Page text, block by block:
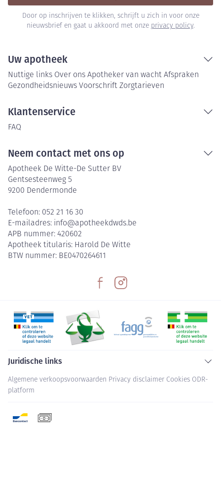
Door op inschrijven te klikken, schrijft u zich in voor onze
nieuwsbrief en gaat u akkoord met onze privacy policy.
Uw apotheek
Nuttige links Over ons Apotheker van wacht Afspraken
Gezondheidsnieuws Voorschrift Zorgtarieven
Klantenservice
FAQ
Neem contact met ons op
Apotheek De Witte-De Sutter BV
Gentsesteenweg 5
9200 Dendermonde
Telefoon: 052 21 16 30
E-mailadres: info@apotheekdwds.be
APB nummer: 420602
Apotheek titularis: Harold De Witte
BTW nummer: BE0470264611
Juridische links
Algemene verkoopsvoorwaarden Privacy disclaimer Cookies ODR-
platform